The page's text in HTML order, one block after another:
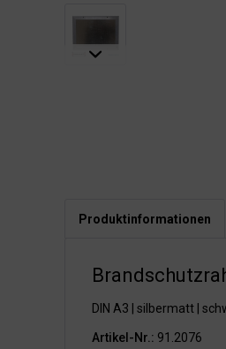
Produktinformationen
DIN A3 | silbermatt |
Artikel-Nr.: 91.2076